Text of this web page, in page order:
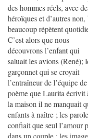
des hommes réels, avec
héroïques et d’autres
beaucoup répètent
C’est alors que nous
découvrons l’enfant qui
saluait les avions (René);
garçonnet qui se croyait
l’entraîneur de l’équipe
poème que Laurita écrivit
la maison il ne manquait
enfants à naître ; les
confiait que seul l’amour
dans un couple ; les